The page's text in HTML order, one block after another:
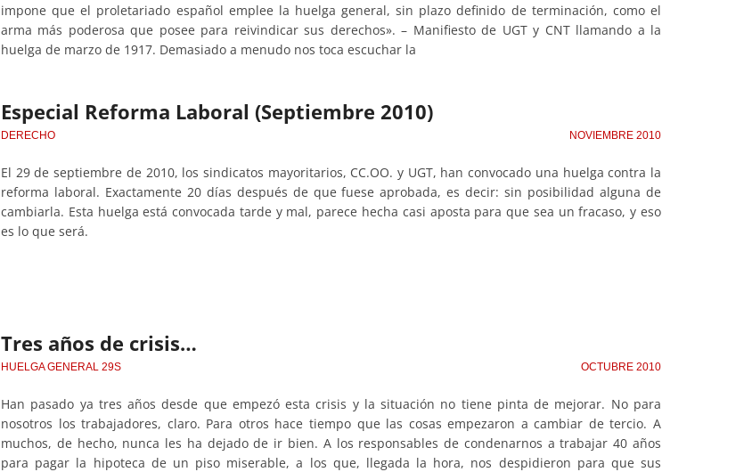
impone que el proletariado español emplee la huelga general, sin plazo definido de terminación, como el
arma más poderosa que posee para reivindicar sus derechos». – Manifiesto de UGT y CNT llamando a la
huelga de marzo de 1917. Demasiado a menudo nos toca escuchar la
Especial Reforma Laboral (Septiembre 2010)
DERECHO NOVIEMBRE 2010
El 29 de septiembre de 2010, los sindicatos mayoritarios, CC.OO. y UGT, han convocado una huelga contra la
reforma laboral. Exactamente 20 días después de que fuese aprobada, es decir: sin posibilidad alguna de
cambiarla. Esta huelga está convocada tarde y mal, parece hecha casi aposta para que sea un fracaso, y eso
es lo que será.
Tres años de crisis…
HUELGA GENERAL 29S OCTUBRE 2010
Han pasado ya tres años desde que empezó esta crisis y la situación no tiene pinta de mejorar. No para
nosotros los trabajadores, claro. Para otros hace tiempo que las cosas empezaron a cambiar de tercio. A
muchos, de hecho, nunca les ha dejado de ir bien. A los responsables de condenarnos a trabajar 40 años
para pagar la hipoteca de un piso miserable, a los que, llegada la hora, nos despidieron para que sus